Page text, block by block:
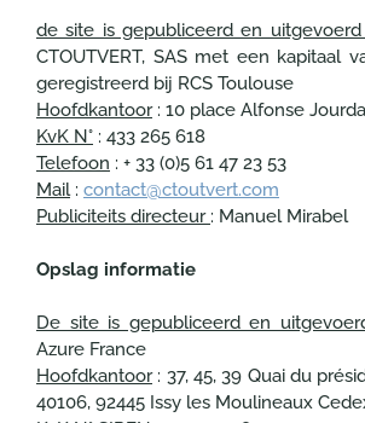
de site is gepubliceerd en
CTOUTVERT, SAS met een kapitaal
geregistreerd bij RCS Toulouse
Hoofdkantoor: 10 place Alfonse
KvK N° : 433 265 618
Telefoon : + 33 (0)5 61 47 23 53
Mail: contact@ctoutvert.com
Publiciteits directeur : Manuel Mirabel
Opslag informatie
De site is gepubliceerd en
Azure France
Hoofdkantoor: 37, 45, 39 Quai du
40106, 92445 Issy les Moulineaux